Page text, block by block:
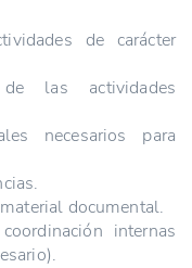
de carácter
las actividades
necesarios para
documental.
internas